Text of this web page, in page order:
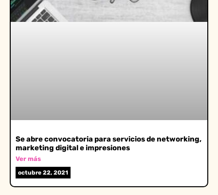
Se abre convocatoria para servicios de networking,
marketing digital e impresiones
Ver más
octubre 22, 2021